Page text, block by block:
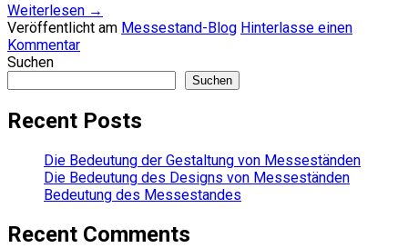
Weiterlesen →
Veröffentlicht am Messestand-Blog Hinterlasse einen
Kommentar
Suchen
Suchen
Recent Posts
Die Bedeutung der Gestaltung von Messeständen
Die Bedeutung des Designs von Messeständen
Bedeutung des Messestandes
Recent Comments